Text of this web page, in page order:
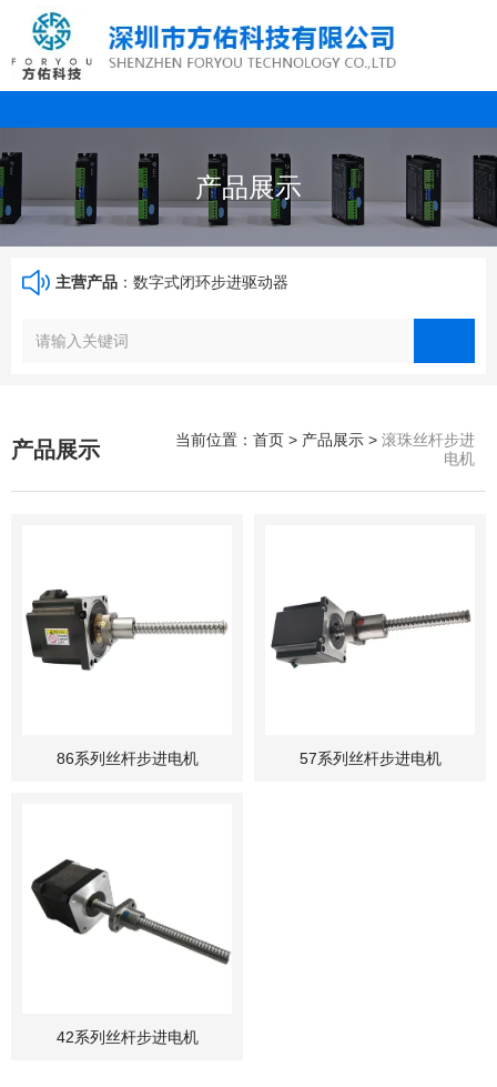
产品展示
主营产品 ：数字式闭环步进驱动器
产品展示 当前位置：首页 > 产品展示 > 滚珠丝杆步进
电机
86系列丝杆步进电机 57系列丝杆步进电机
42系列丝杆步进电机